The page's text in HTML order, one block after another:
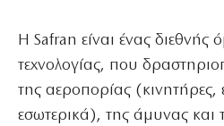
Η Safran είναι ένας διεθνής
τεχνολογίας, που
της αεροπορίας (κινητήρες,
εσωτερικά), της άμυνας και